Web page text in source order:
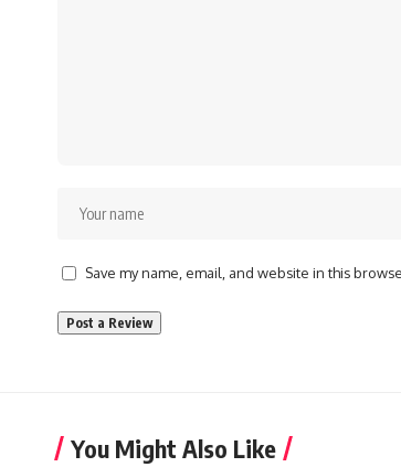
Save my name, email, and website in this
You Might Also Like